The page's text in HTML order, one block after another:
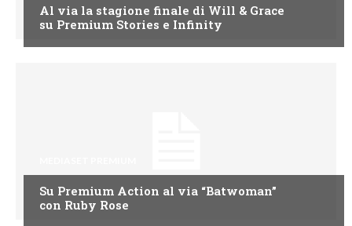
Al via la stagione finale di Will & Grace
su Premium Stories e Infinity
Su Premium Action al via “Batwoman”
con Ruby Rose